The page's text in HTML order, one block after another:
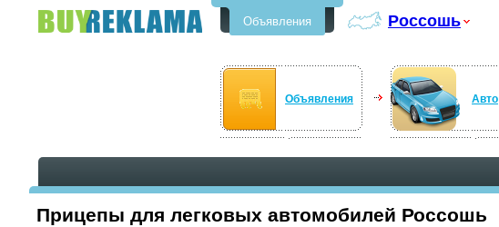
Объявления Россошь
Объявления Авто
Прицепы для легковых автомобилей Россошь